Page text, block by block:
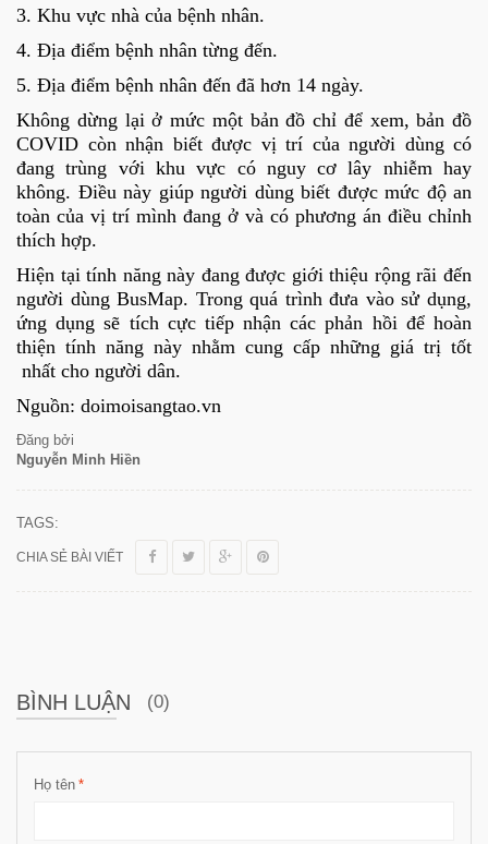
3. Khu vực nhà của bệnh nhân.
4. Địa điểm bệnh nhân từng đến.
5. Địa điểm bệnh nhân đến đã hơn 14 ngày.
Không dừng lại ở mức một bản đồ chỉ để xem, bản đồ
COVID còn nhận biết được vị trí của người dùng có
đang trùng với khu vực có nguy cơ lây nhiễm hay
không. Điều này giúp người dùng biết được mức độ an
toàn của vị trí mình đang ở và có phương án điều chỉnh
thích hợp.
Hiện tại tính năng này đang được giới thiệu rộng rãi đến
người dùng BusMap. Trong quá trình đưa vào sử dụng,
ứng dụng sẽ tích cực tiếp nhận các phản hồi để hoàn
thiện tính năng này nhằm cung cấp những giá trị tốt
nhất cho người dân.
Nguồn: doimoisangtao.vn
Đăng bởi
Nguyễn Minh Hiền
TAGS:
CHIA SẺ BÀI VIẾT
BÌNH LUẬN (0)
*
Họ tên